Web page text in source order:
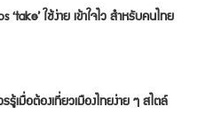
ใช้ง่าย เข้าใจไว สำหรับคนไทย
เมื่อต้องเที่ยวเมืองไทยง่าย ๆ สไตล์